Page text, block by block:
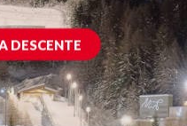
DESCENTE